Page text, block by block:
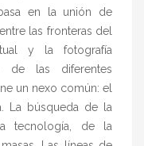
en la unión de
las fronteras del
y la fotografía
de las diferentes
un nexo común: el
La búsqueda de la
tecnología, de la